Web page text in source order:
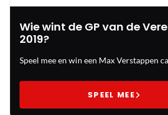
Wie wint de GP van de
2019?
Speel mee en win een Max Verstappen
SPEEL MEE